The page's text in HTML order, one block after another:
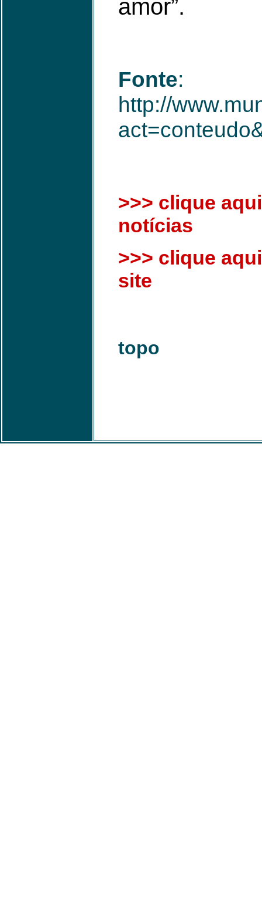
amor”.
Fonte:
http://
>>> clique
notícias
>>> clique
site
topo